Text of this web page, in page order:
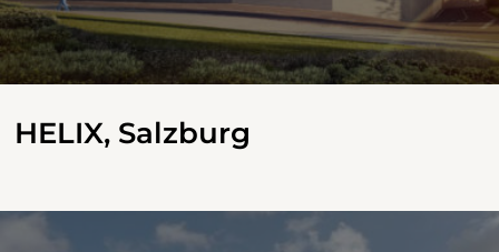
HELIX, Salzburg